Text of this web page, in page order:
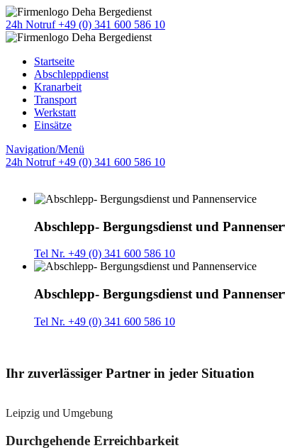
24h Notruf +49 (0) 341 600 586 10
Startseite
Abschleppdienst
Kranarbeit
Transport
Werkstatt
Einsätze
Navigation/Menü
24h Notruf +49 (0) 341 600 586 10
Abschlepp- Bergungsdienst und
Tel Nr. +49 (0) 341 600 586 10
Abschlepp- Bergungsdienst und
Tel Nr. +49 (0) 341 600 586 10
Ihr zuverlässiger Partner in jeder Situation
Leipzig und Umgebung
Durchgehende Erreichbarkeit